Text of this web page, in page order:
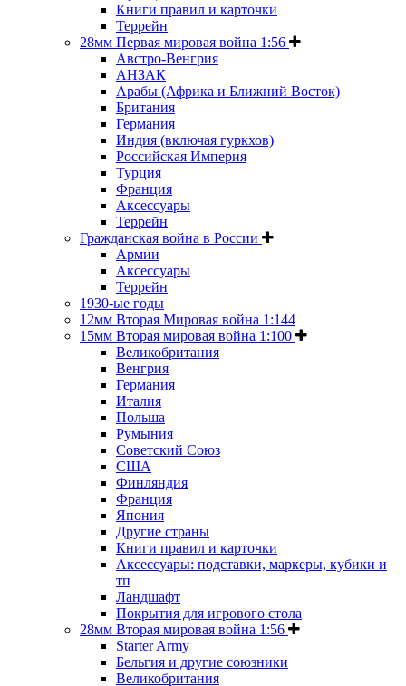
Книги правил и карточки
Террейн
28мм Первая мировая война 1:56
Австро-Венгрия
АНЗАК
Арабы (Африка и Ближний Восток)
Британия
Германия
Индия (включая гуркхов)
Российская Империя
Турция
Франция
Аксессуары
Террейн
Гражданская война в России
Армии
Аксессуары
Террейн
1930-ые годы
12мм Вторая Мировая война 1:144
15мм Вторая мировая война 1:100
Великобритания
Венгрия
Германия
Италия
Польша
Румыния
Советский Союз
США
Финляндия
Франция
Япония
Другие страны
Книги правил и карточки
Аксессуары: подставки, маркеры, кубики и
тп
Ландшафт
Покрытия для игрового стола
28мм Вторая мировая война 1:56
Starter Army
Бельгия и другие союзники
Великобритания